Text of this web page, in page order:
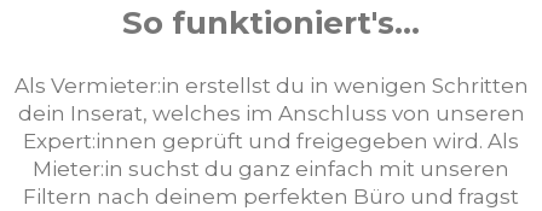
So funktioniert's...
Als Vermieter:in erstellst du in wenigen Schritten
dein Inserat, welches im Anschluss von unseren
Expert:innen geprüft und freigegeben wird. Als
Mieter:in suchst du ganz einfach mit unseren
Filtern nach deinem perfekten Büro und fragst